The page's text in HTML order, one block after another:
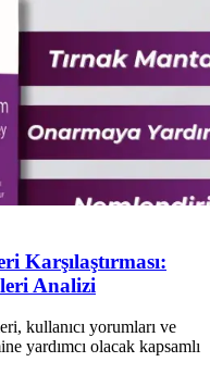
Karşılaştırması:
Analizi
kullanıcı yorumları ve
yardımcı olacak kapsamlı